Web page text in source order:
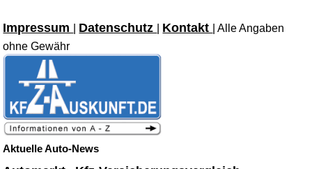
Impressum Datenschutz Kontakt
| Alle Angaben
ohne Gewähr
Aktuelle Auto-News